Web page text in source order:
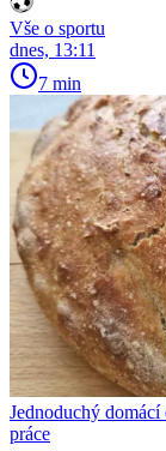
Vše o sportu
dnes, 13:11
7 min
Jednoduchý
práce